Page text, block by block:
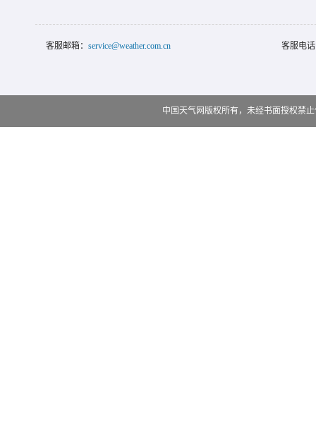
客服邮箱： service@weather.com.cn 客服电
中国天气网版权所有，未经书面授权